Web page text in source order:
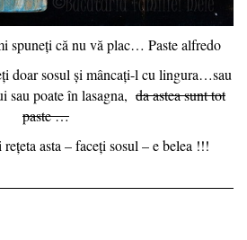
spuneți că nu vă plac… Paste alfredo
doar sosul și mâncați-l cu lingura…sau
sau poate în lasagna, da astea sunt tot
paste …
asta – faceți sosul – e belea !!!